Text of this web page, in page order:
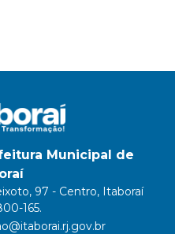
Municipal de
97 - Centro, Itaboraí
165.